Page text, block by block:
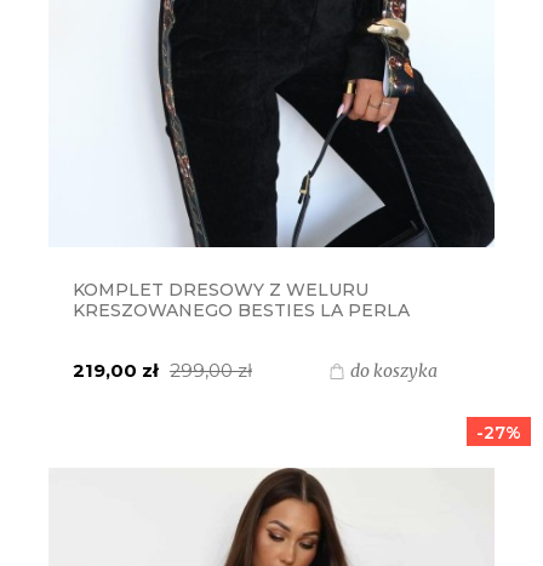
KOMPLET DRESOWY Z WELURU
KRESZOWANEGO BESTIES LA PERLA
219,00 zł 299,00 zł do koszyka
-27%